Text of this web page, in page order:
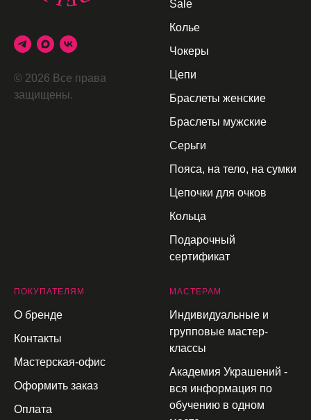
© 2026 Все права
защищены.
Sale
Колье
Чокеры
Цепи
Браслеты женские
Браслеты мужские
Серьги
Пояса, на тело, на сумки
Цепочки для очков
Кольца
Подарочный
сертификат
ПОКУПАТЕЛЯМ
О бренде
Контакты
Мастерская-офис
Оформить заказ
Оплата
МАСТЕРАМ
Индивидуальные и
групповые мастер-
классы
Академия Украшений -
вся информация по
обучению в одном